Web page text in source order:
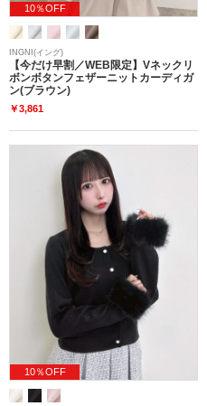
10％OFF
INGNI(イング)
【今だけ早割／WEB限定】Vネックリ
ボンボタンフェザーニットカーディガ
ン(ブラウン)
￥3,861
10％OFF